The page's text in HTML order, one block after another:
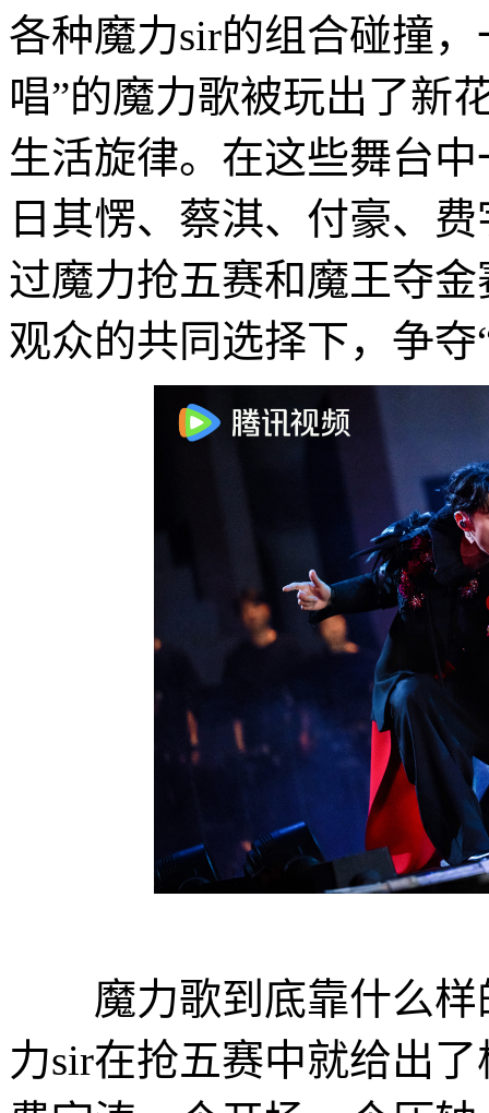
各种魔力sir的组合碰撞
唱”的魔力歌被玩出了新
生活旋律。在这些舞台
日其愣、蔡淇、付豪、
过魔力抢五赛和魔王夺
观众的共同选择下，争
魔力歌到底靠什么样
力sir在抢五赛中就给出